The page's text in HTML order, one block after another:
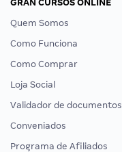
GRAN CURSOS ONLINE
Quem Somos
Como Funciona
Como Comprar
Loja Social
Validador de documentos
Conveniados
Programa de Afiliados